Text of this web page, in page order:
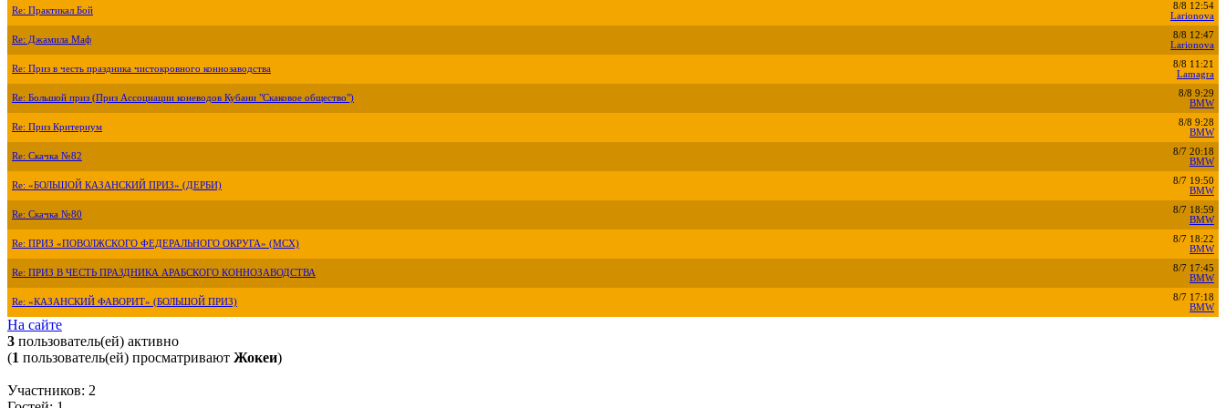
Re: Практикал Бой
8/8 12:54
Larionova
Re: Джамила Маф
8/8 12:47
Larionova
Re: Приз в честь праздника чистокровного коннозаводства
8/8 11:21
Lamagra
Re: Большой приз (Приз Ассоциации коневодов Кубани "Скаковое общество")
8/8 9:29
BMW
Re: Приз Критериум
8/8 9:28
BMW
Re: Скачка №82
8/7 20:18
BMW
Re: «БОЛЬШОЙ КАЗАНСКИЙ ПРИЗ» (ДЕРБИ)
8/7 19:50
BMW
Re: Скачка №80
8/7 18:59
BMW
Re: ПРИЗ «ПОВОЛЖСКОГО ФЕДЕРАЛЬНОГО ОКРУГА» (МСХ)
8/7 18:22
BMW
Re: ПРИЗ В ЧЕСТЬ ПРАЗДНИКА АРАБСКОГО КОННОЗАВОДСТВА
8/7 17:45
BMW
Re: «КАЗАНСКИЙ ФАВОРИТ» (БОЛЬШОЙ ПРИЗ)
8/7 17:18
BMW
На сайте
3 пользователь(ей) активно
(1 пользователь(ей) просматривают Жокеи)
Участников: 2